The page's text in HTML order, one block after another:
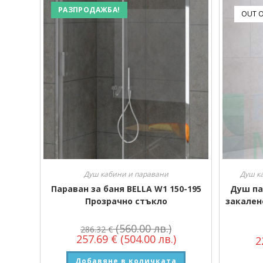
РАЗПРОДАЖБА!
Душ кабини и паравани
Параван за баня BELLA W1 150-195
Прозрачно стъкло
286.32€ (560.00 лв.)
257.69 € (504.00 лв.)
Добавяне в количката
OUT
Душ
Душ